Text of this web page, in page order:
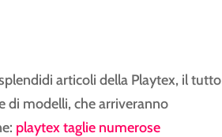
articoli della Playtex, il tutto
di modelli, che arriveranno
playtex taglie numerose